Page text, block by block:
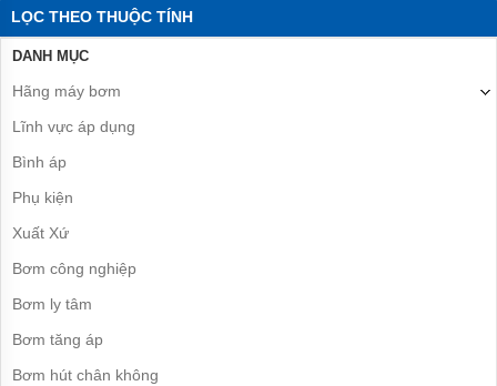
tăng
áp
tần
Bơm
tăng
điện
tăng
cơ
Bơm
không
LỌC THEO THUỘC TÍNH
DANH MỤC
Hãng máy bơm
Lĩnh vực áp dụng
Bình áp
Phụ kiện
Xuất Xứ
Bơm công nghiệp
Bơm ly tâm
Bơm tăng áp
Bơm hút chân không